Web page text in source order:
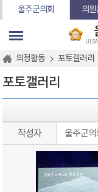
본문바로가기
울주군의회 의원
의정활동 포토갤러리
포토갤러리
작성자 울주군의